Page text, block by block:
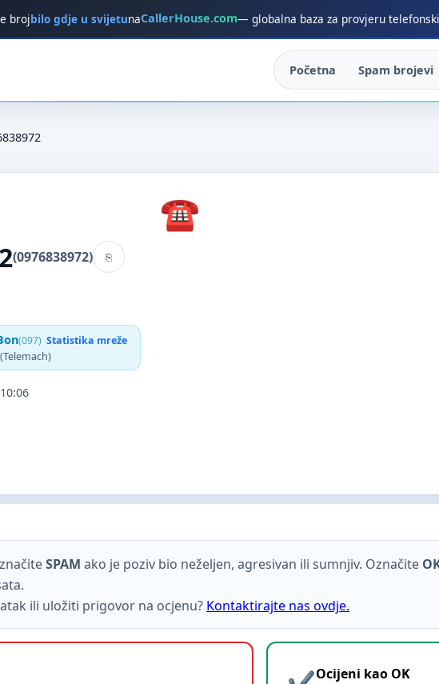
brojbilo gdje u svijetunaCallerHouse.com— globalna baza za provjeru
Početna Spam brojevi
(0976838972)
(097) Statistika mreže
SPAM ako je poziv bio neželjen, agresivan ili sumnjiv. Označite
ili uložiti prigovor na ocjenu? Kontaktirajte nas ovdje.
Ocijeni kao OK